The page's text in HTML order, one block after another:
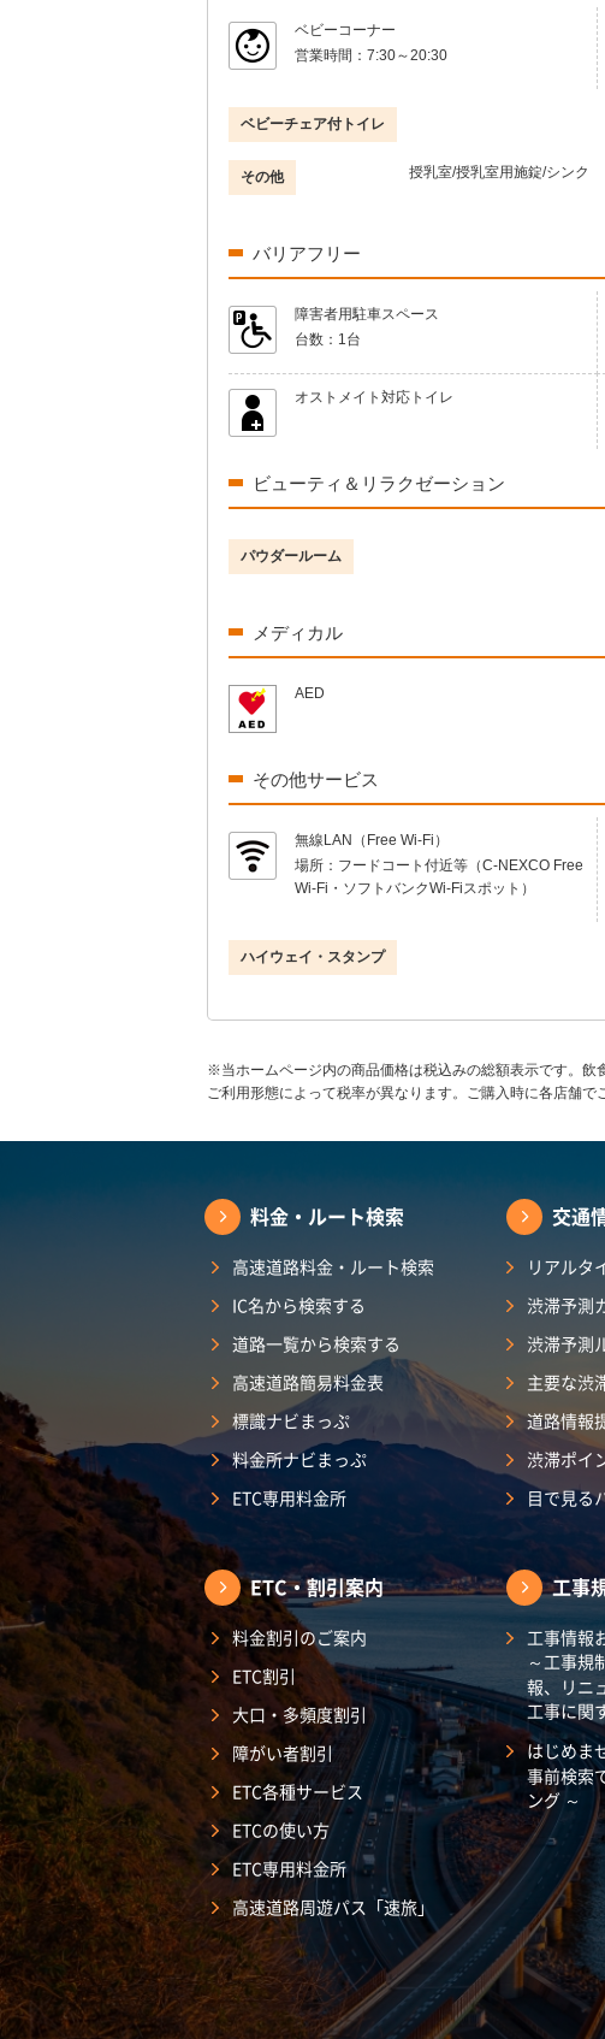
ベビーコーナー
営業時間： 7:30～20:30
ベビーチェア付トイレ
その他 授乳室/授乳室用施錠/シンク
バリアフリー
障害者用駐車スペース
台数： 1台
オストメイト対応トイレ
ビューティ＆リラクゼーション
パウダールーム
メディカル
AED
その他サービス
無線LAN（Free Wi-Fi）
場所： フードコート付近等（C-NEXCO Free
Wi-Fi・ソフトバンクWi-Fiスポット）
ハイウェイ・スタンプ
※当ホームページ内の商品価格は税込みの総額表示です。
ご利用形態によって税率が異なります。ご購入時に各店舗で
料金・ルート検索
高速道路料金・ルート検索
IC名から検索する
道路一覧から検索する
高速道路簡易料金表
標識ナビまっぷ
料金所ナビまっぷ
ETC専用料金所
ETC・割引案内
料金割引のご案内
ETC割引
大口・多頻度割引
障がい者割引
ETC各種サービス
ETCの使い方
ETC専用料金所
高速道路周遊パス「速旅」
交通
リアルタ
渋滞予測
渋滞予測
主要な渋
道路情報
渋滞ポイ
目で見る
工事
工事情報
～工事規
報、リニ
工事に関
はじめま
事前検索
ング ～